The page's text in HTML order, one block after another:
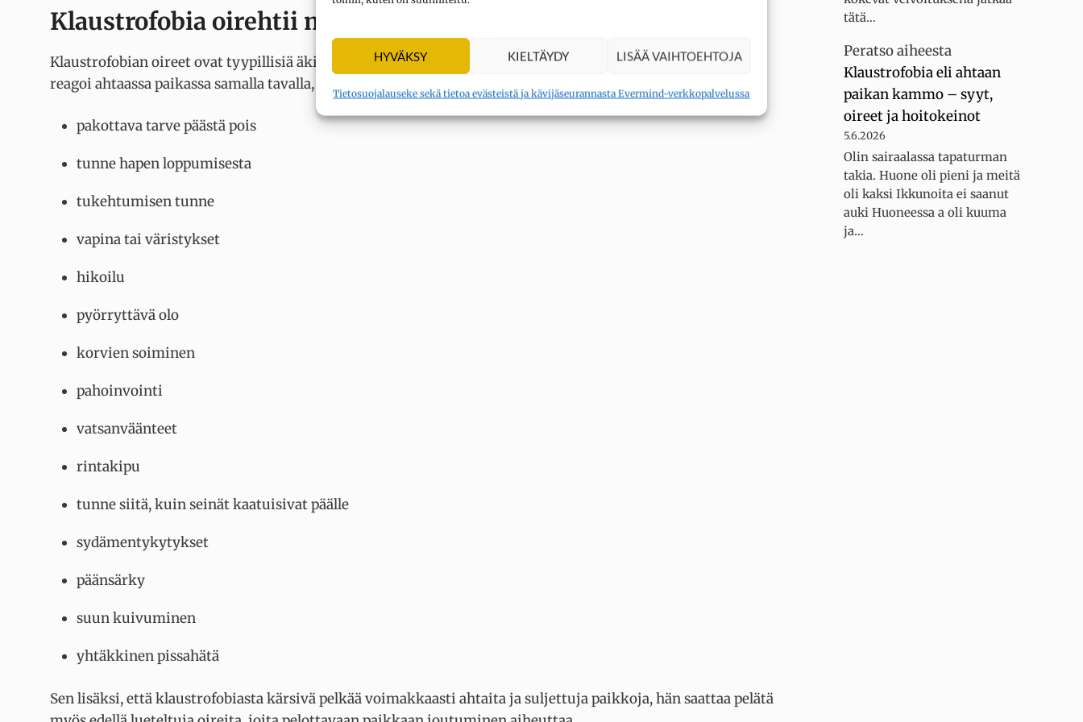
HYVÄKSY KIELTÄYDY LISÄÄ VAIHTOEHTOJA
Tietosuojalauseke sekä tietoa evästeistä ja kävijäseurannasta Evermind-verkkopalvelussa
Klaustrofobia oirehtii monin tavoin
Klaustrofobian oireet ovat tyypillisiä äkillisen ahdistuneisuuden tai stressin oireita. Kaikki eivät tietenkään
reagoi ahtaassa paikassa samalla tavalla, mutta tavallisia oireita ovat:
pakottava tarve päästä pois
tunne hapen loppumisesta
tukehtumisen tunne
vapina tai väristykset
hikoilu
pyörryttävä olo
korvien soiminen
pahoinvointi
vatsanväänteet
rintakipu
tunne siitä, kuin seinät kaatuisivat päälle
sydämentykytykset
päänsärky
suun kuivuminen
yhtäkkinen pissahätä
Sen lisäksi, että klaustrofobiasta kärsivä pelkää voimakkaasti ahtaita ja suljettuja paikkoja, hän saattaa pelätä
tätä…
Peratsoaiheesta
Klaustrofobia eli ahtaan
paikan kammo – syyt,
oireet ja hoitokeinot
5.6.2026
Olin sairaalassa tapaturman
takia. Huone oli pieni ja meitä
oli kaksi Ikkunoita ei saanut
auki Huoneessa a oli kuuma
ja…